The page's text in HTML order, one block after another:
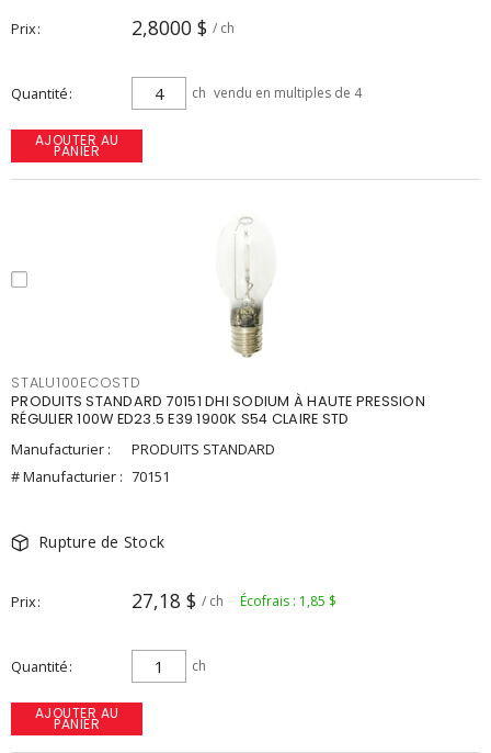
Prix 2,8000 $ / ch
Quantité ch vendu en multiples de 4
AJOUTER AU
PANIER
STALU100ECOSTD
PRODUITS STANDARD 70151 DHI SODIUM À HAUTE PRESSION
RÉGULIER 100W ED23.5 E39 1900K S54 CLAIRE STD
Manufacturier :
PRODUITS STANDARD
# Manufacturier : 70151
Rupture de Stock
Prix 27,18 $ / ch Écofrais : 1,85 $
Quantité ch
AJOUTER AU
PANIER